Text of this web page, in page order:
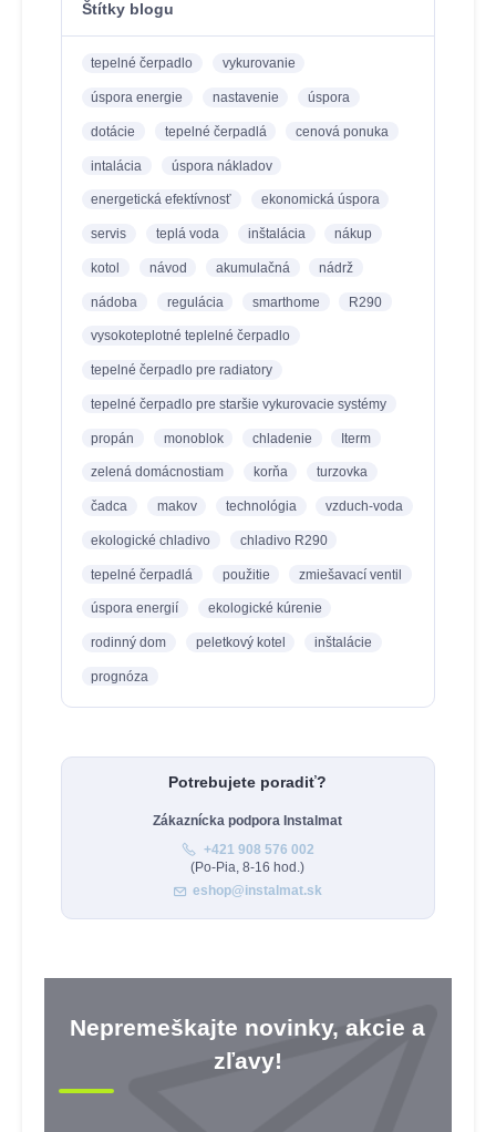
Štítky blogu
tepelné čerpadlo vykurovanie
úspora energie nastavenie úspora
dotácie tepelné čerpadlá cenová ponuka
intalácia úspora nákladov
energetická efektívnosť ekonomická úspora
servis teplá voda inštalácia nákup
kotol návod akumulačná nádrž
nádoba regulácia smarthome R290
vysokoteplotné teplelné čerpadlo
tepelné čerpadlo pre radiatory
tepelné čerpadlo pre staršie vykurovacie systémy
propán monoblok chladenie Iterm
zelená domácnostiam korňa turzovka
čadca makov technológia vzduch-voda
ekologické chladivo chladivo R290
tepelné čerpadlá použitie zmiešavací ventil
úspora energií ekologické kúrenie
rodinný dom peletkový kotel inštalácie
prognóza
Potrebujete poradiť?
Zákaznícka podpora Instalmat
+421 908 576 002
(Po-Pia, 8-16 hod.)
eshop@instalmat.sk
Nepremeškajte novinky, akcie a
zľavy!